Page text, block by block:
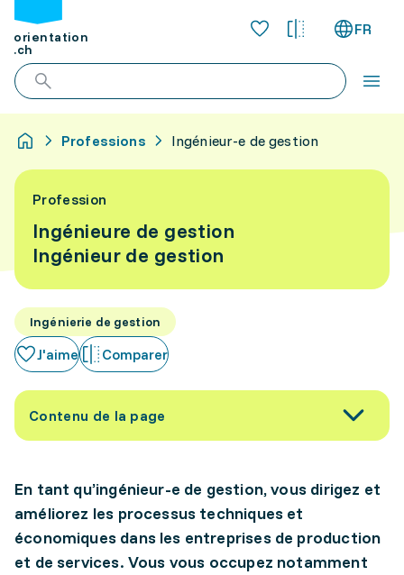
orientation
.ch
FR
Professions Ingénieur-e de gestion
Profession
Ingénieure de gestion
Ingénieur de gestion
Ingénierie de gestion
J'aime Comparer
Contenu de la page
En tant qu’ingénieur-e de gestion, vous dirigez et
améliorez les processus techniques et
économiques dans les entreprises de production
et de services. Vous vous occupez notamment